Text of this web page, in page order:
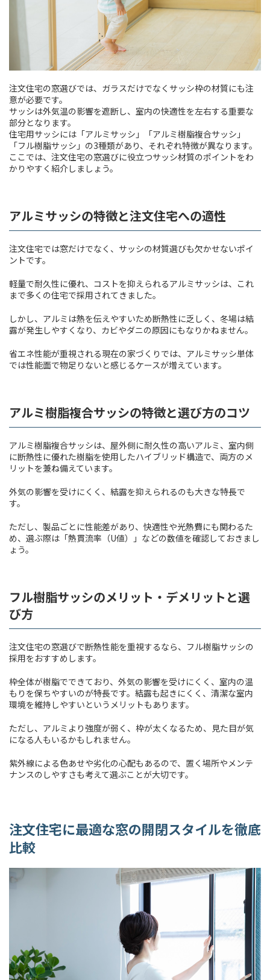
注文住宅の窓選びでは、ガラスだけでなくサッシ枠の材質にも注
意が必要です。
サッシは外気温の影響を遮断し、室内の快適性を左右する重要な
部分となります。
住宅用サッシには「アルミサッシ」「アルミ樹脂複合サッシ」
「フル樹脂サッシ」の3種類があり、それぞれ特徴が異なります。
ここでは、注文住宅の窓選びに役立つサッシ材質のポイントをわ
かりやすく紹介しましょう。
アルミサッシの特徴と注文住宅への適性
注文住宅では窓だけでなく、サッシの材質選びも欠かせないポイ
ントです。
軽量で耐久性に優れ、コストを抑えられるアルミサッシは、これ
まで多くの住宅で採用されてきました。
しかし、アルミは熱を伝えやすいため断熱性に乏しく、冬場は結
露が発生しやすくなり、カビやダニの原因にもなりかねません。
省エネ性能が重視される現在の家づくりでは、アルミサッシ単体
では性能面で物足りないと感じるケースが増えています。
アルミ樹脂複合サッシの特徴と選び方のコツ
アルミ樹脂複合サッシは、屋外側に耐久性の高いアルミ、室内側
に断熱性に優れた樹脂を使用したハイブリッド構造で、両方のメ
リットを兼ね備えています。
外気の影響を受けにくく、結露を抑えられるのも大きな特長で
す。
ただし、製品ごとに性能差があり、快適性や光熱費にも関わるた
め、選ぶ際は「熱貫流率（U値）」などの数値を確認しておきまし
ょう。
フル樹脂サッシのメリット・デメリットと選
び方
注文住宅の窓選びで断熱性能を重視するなら、フル樹脂サッシの
採用をおすすめします。
枠全体が樹脂でできており、外気の影響を受けにくく、室内の温
もりを保ちやすいのが特長です。結露も起きにくく、清潔な室内
環境を維持しやすいというメリットもあります。
ただし、アルミより強度が弱く、枠が太くなるため、見た目が気
になる人もいるかもしれません。
紫外線による色あせや劣化の心配もあるので、置く場所やメンテ
ナンスのしやすさも考えて選ぶことが大切です。
注文住宅に最適な窓の開閉スタイルを徹底
比較